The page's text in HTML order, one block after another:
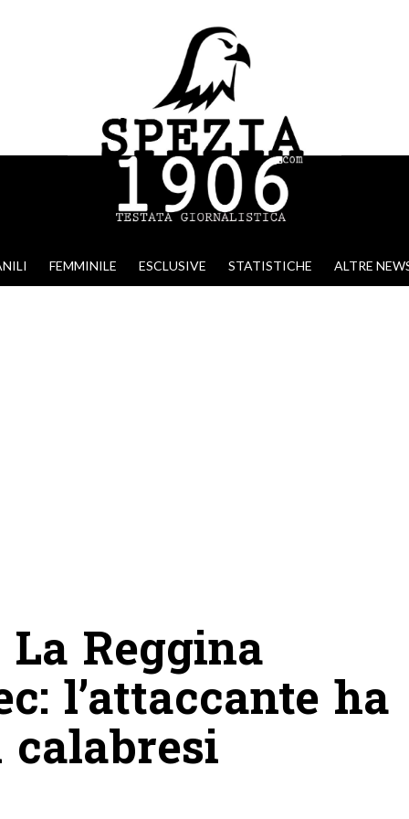
FEMMINILE ESCLUSIVE STATISTICHE ALTRE
Reggina
l’attaccante ha